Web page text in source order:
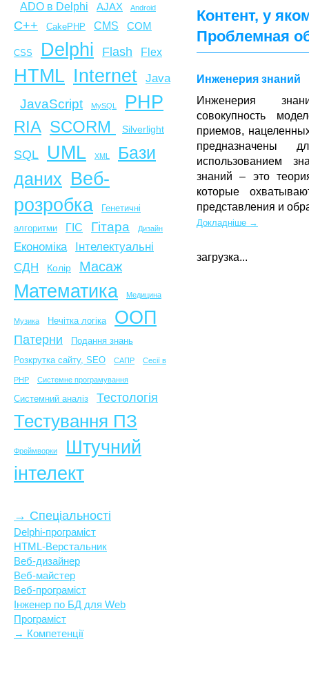
ADO в Delphi AJAX Android
C++ CakePHP CMS COM
CSS Delphi Flash Flex
HTML Internet Java
JavaScript MySQL PHP
RIA SCORM Silverlight
SQL UML XML
Бази
даних Веб-
розробка
Генетичні
алгоритми
ГІС Гітара Дизайн
Економіка
Інтелектуальні
СДН
Колір Масаж
Математика Медицина
Музика Нечітка логіка ООП
Патерни
Подання знань
Розкрутка сайту, SEO
САПР Сесії в
PHP Системне програмування
Системний аналіз Тестологія
Тестування ПЗ
Фреймворки
Штучний
інтелект
→ Спеціальності
Delphi-програміст
HTML-Верстальник
Веб-дизайнер
Веб-майстер
Веб-програміст
Інженер по БД для Web
Програміст
→ Компетенції
Контент, у
Проблемная
Инженерия знаний
Инженерия
совокупность
приемов,
предназначены
использованием
знаний – это
которые
представления и
Докладніше →
загрузка...